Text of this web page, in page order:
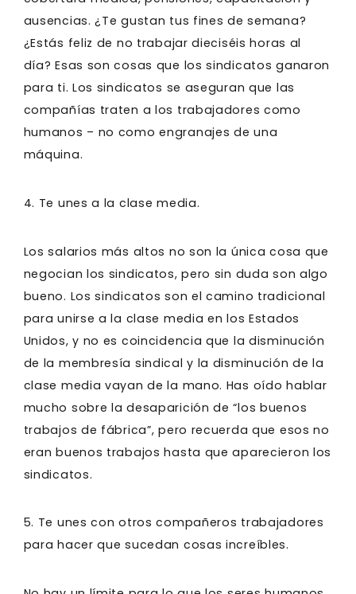
ausencias. ¿Te gustan tus fines de semana?
¿Estás feliz de no trabajar dieciséis horas al
día? Esas son cosas que los sindicatos ganaron
para ti. Los sindicatos se aseguran que las
compañías traten a los trabajadores como
humanos – no como engranajes de una
máquina.
4. Te unes a la clase media.
Los salarios más altos no son la única cosa que
negocian los sindicatos, pero sin duda son algo
bueno. Los sindicatos son el camino tradicional
para unirse a la clase media en los Estados
Unidos, y no es coincidencia que la disminución
de la membresía sindical y la disminución de la
clase media vayan de la mano. Has oído hablar
mucho sobre la desaparición de “los buenos
trabajos de fábrica”, pero recuerda que esos no
eran buenos trabajos hasta que aparecieron los
sindicatos.
5. Te unes con otros compañeros trabajadores
para hacer que sucedan cosas increíbles.